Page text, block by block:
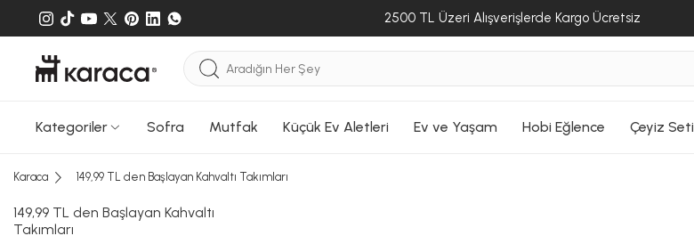
2500 TL Üzeri Alışverişlerde Kargo Ücretsiz
Kategoriler Sofra Mutfak Küçük Ev Aletleri Ev ve Yaşam Hobi Eğlence Çeyiz Seti
Karaca 149,99 TL den Başlayan Kahvaltı Takımları
149,99 TL den Başlayan Kahvaltı
Takımları